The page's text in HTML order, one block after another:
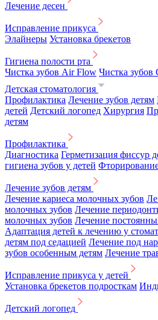
Лечение десен
Исправление прикуса
Элайнеры Установка брекетов
Гигиена полости рта
Чистка зубов Air Flow Чистка зубов
Детская стоматология
Профилактика Лечение зубов детям
детей Детский логопед Хирургия
детям
Профилактика
Диагностика Герметизация фиссур
гигиена зубов у детей
Лечение зубов детям
Лечение кариеса молочных зубов
молочных зубов Лечение
молочных зубов Лечение
Адаптация детей к лечению у
детям под седацией Лечение под
зубов особенным детям Лечение
Исправление прикуса у детей
Установка брекетов подросткам
Детский логопед